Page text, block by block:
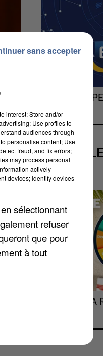
GAGNER
TOURNEZ LA
interest: Store and/or
Use profiles to
audiences through
personalise content; Use
fraud, and fix errors;
may process personal
actively
devices; Identify devices
sélectionnant
refuser
que pour
à tout
sans accepter